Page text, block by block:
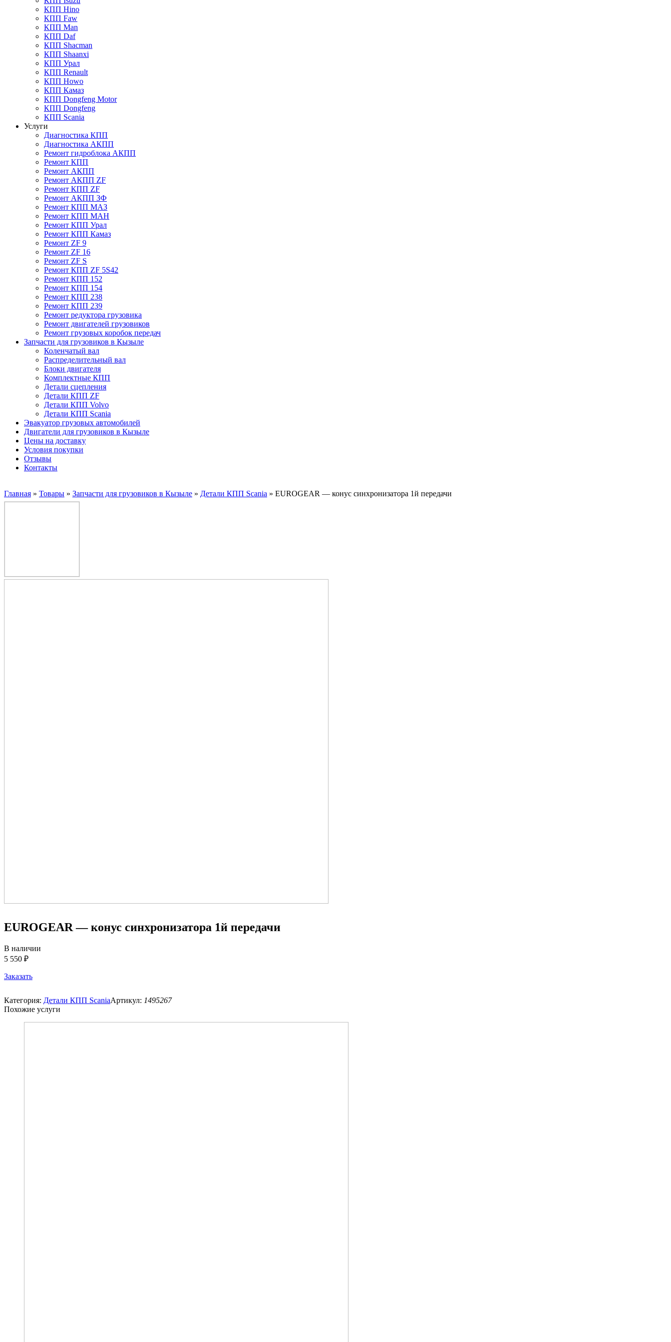
КПП Hino
КПП Faw
КПП Man
КПП Daf
КПП Shacman
КПП Shaanxi
КПП Урал
КПП Renault
КПП Howo
КПП Камаз
КПП Dongfeng Motor
КПП Dongfeng
КПП Scania
Услуги
Диагностика КПП
Диагностика АКПП
Ремонт гидроблока АКПП
Ремонт КПП
Ремонт АКПП
Ремонт АКПП ZF
Ремонт КПП ZF
Ремонт АКПП ЗФ
Ремонт КПП МАЗ
Ремонт КПП МАН
Ремонт КПП Урал
Ремонт КПП Камаз
Ремонт ZF 9
Ремонт ZF 16
Ремонт ZF S
Ремонт КПП ZF 5S42
Ремонт КПП 152
Ремонт КПП 154
Ремонт КПП 238
Ремонт КПП 239
Ремонт редуктора грузовика
Ремонт двигателей грузовиков
Ремонт грузовых коробок передач
Запчасти для грузовиков в Кызыле
Коленчатый вал
Распределительный вал
Блоки двигателя
Комплектные КПП
Детали сцепления
Детали КПП ZF
Детали КПП Volvo
Детали КПП Scania
Эвакуатор грузовых автомобилей
Двигатели для грузовиков в Кызыле
Цены на доставку
Условия покупки
Отзывы
Контакты
Главная » Товары » Запчасти для грузовиков в Кызыле » Детали КПП Scania » EUROGEAR — конус синхронизатора 1й передачи
EUROGEAR — конус синхронизатора 1й передачи
В наличии
5 550 ₽
Заказать
Категория: Детали КПП ScaniaАртикул: 1495267
Похожие услуги